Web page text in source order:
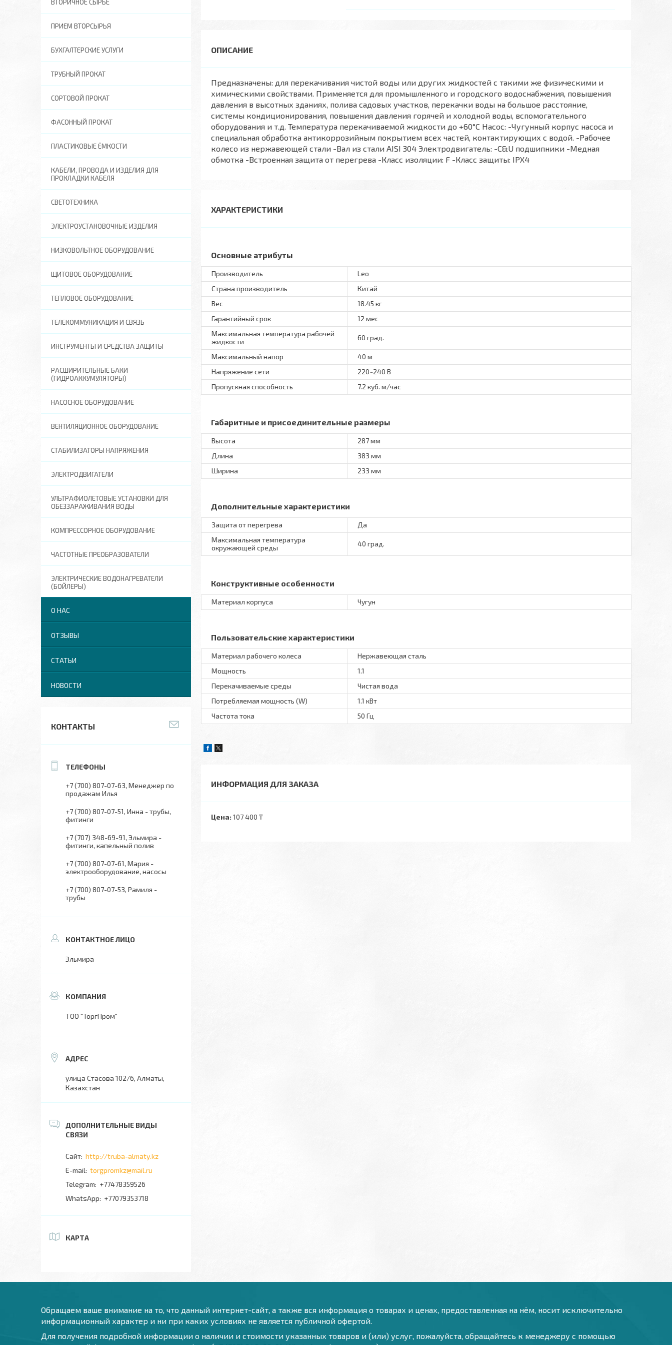
Предназначены: для перекачивания чистой воды или других жидкостей с такими же физическими и
химическими свойствами. Применяется для промышленного и городского водоснабжения, повышения
давления в высотных зданиях, полива садовых участков, перекачки воды на большое расстояние,
системы кондиционирования, повышения давления горячей и холодной воды, вспомогательного
оборудования и т.д. Температура перекачиваемой жидкости до +60°С Насос: -Чугунный корпус насоса и
специальная обработка антикоррозийным покрытием всех частей, контактирующих с водой. -Рабочее
колесо из нержавеющей стали -Вал из стали AISI 304 Электродвигатель: -С&U подшипники -Медная
обмотка -Встроенная защита от перегрева -Класс изоляции: F -Класс защиты: IPX4
ХАРАКТЕРИСТИКИ
Основные атрибуты
Производитель
Leo
Страна производитель
Китай
Вес
18.45 кг
Гарантийный срок
12 мес
Максимальная температура рабочей
жидкости
60 град.
Максимальный напор
40 м
Напряжение сети
220~240 В
Пропускная способность
7.2 куб. м/час
Габаритные и присоединительные размеры
Высота
287 мм
Длина
383 мм
Ширина
233 мм
Дополнительные характеристики
Защита от перегрева
Да
Максимальная температура
окружающей среды
40 град.
Конструктивные особенности
Материал корпуса Чугун
Пользовательские характеристики
Материал рабочего колеса
Нержавеющая сталь
Мощность
1.1
Перекачиваемые среды
Чистая вода
Потребляемая мощность (W)
1.1 кВт
Частота тока
50 Гц
ИНФОРМАЦИЯ ДЛЯ ЗАКАЗА
Цена: 107 400 ₸
ВТОРИЧНОЕ СЫРЬЕ
ПРИЕМ ВТОРСЫРЬЯ
БУХГАЛТЕРСКИЕ УСЛУГИ
ТРУБНЫЙ ПРОКАТ
СОРТОВОЙ ПРОКАТ
ФАСОННЫЙ ПРОКАТ
ПЛАСТИКОВЫЕ ЁМКОСТИ
КАБЕЛИ, ПРОВОДА И ИЗДЕЛИЯ ДЛЯ
ПРОКЛАДКИ КАБЕЛЯ
СВЕТОТЕХНИКА
ЭЛЕКТРОУСТАНОВОЧНЫЕ ИЗДЕЛИЯ
НИЗКОВОЛЬТНОЕ ОБОРУДОВАНИЕ
ЩИТОВОЕ ОБОРУДОВАНИЕ
ТЕПЛОВОЕ ОБОРУДОВАНИЕ
ТЕЛЕКОММУНИКАЦИЯ И СВЯЗЬ
ИНСТРУМЕНТЫ И СРЕДСТВА ЗАЩИТЫ
РАСШИРИТЕЛЬНЫЕ БАКИ
(ГИДРОАККУМУЛЯТОРЫ)
НАСОСНОЕ ОБОРУДОВАНИЕ
ВЕНТИЛЯЦИОННОЕ ОБОРУДОВАНИЕ
СТАБИЛИЗАТОРЫ НАПРЯЖЕНИЯ
ЭЛЕКТРОДВИГАТЕЛИ
УЛЬТРАФИОЛЕТОВЫЕ УСТАНОВКИ ДЛЯ
ОБЕЗЗАРАЖИВАНИЯ ВОДЫ
КОМПРЕССОРНОЕ ОБОРУДОВАНИЕ
ЧАСТОТНЫЕ ПРЕОБРАЗОВАТЕЛИ
ЭЛЕКТРИЧЕСКИЕ ВОДОНАГРЕВАТЕЛИ
(БОЙЛЕРЫ)
О НАС
ОТЗЫВЫ
СТАТЬИ
НОВОСТИ
КОНТАКТЫ
+7 (700) 807-07-63 Менеджер по
продажам Илья
+7 (700) 807-07-51 Инна - трубы,
фитинги
+7 (707) 348-69-91 Эльмира -
фитинги, капельный полив
+7 (700) 807-07-61 Мария -
электрооборудование, насосы
+7 (700) 807-07-53 Рамиля -
трубы
Эльмира
ТОО "ТоргПром"
улица Стасова 102/6, Алматы,
Казахстан
http://truba-almaty.kz
torgpromkz@mail.ru
+77478359526
+77079353718
КАРТА
Обращаем ваше внимание на то, что данный интернет-сайт, а также вся информация о товарах и ценах, предоставленная на нём, носит исключительно
информационный характер и ни при каких условиях не является публичной офертой.
Для получения подробной информации о наличии и стоимости указанных товаров и (или) услуг, пожалуйста, обращайтесь к менеджеру с помощью